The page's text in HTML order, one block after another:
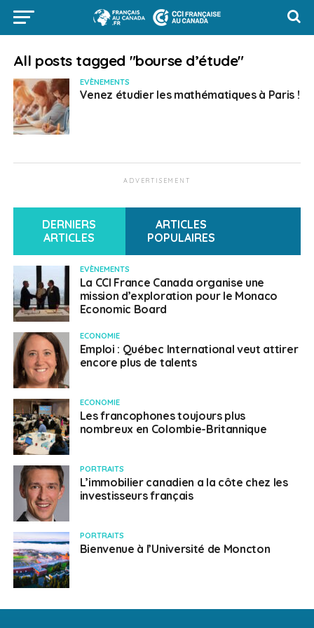
All posts tagged "bourse d’étude"
EVÈNEMENTS
Venez étudier les mathématiques à Paris !
ADVERTISEMENT
DERNIERS
ARTICLES
ARTICLES
POPULAIRES
EVÈNEMENTS
La CCI France Canada organise une
mission d’exploration pour le Monaco
Economic Board
ECONOMIE
Emploi : Québec International veut attirer
encore plus de talents
ECONOMIE
Les francophones toujours plus
nombreux en Colombie-Britannique
PORTRAITS
L’immobilier canadien a la côte chez les
investisseurs français
PORTRAITS
Bienvenue à l’Université de Moncton